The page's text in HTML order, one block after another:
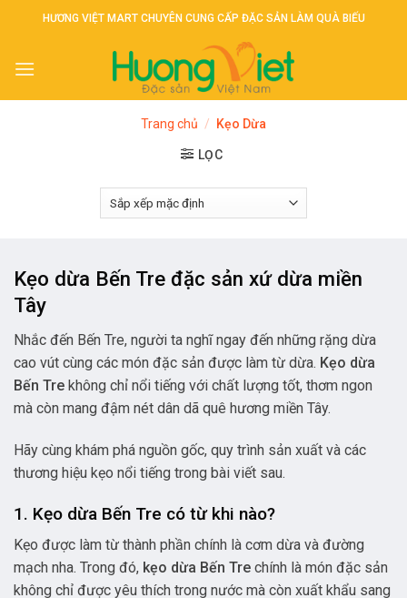
HƯƠNG VIỆT MART CHUYÊN CUNG CẤP ĐẶC SẢN LÀM QUÀ BIẾU
Trang chủ / Kẹo Dừa
LỌC
Kẹo dừa Bến Tre đặc sản xứ dừa miền
Tây
Nhắc đến Bến Tre, người ta nghĩ ngay đến những rặng dừa
cao vút cùng các món đặc sản được làm từ dừa. Kẹo dừa
Bến Tre không chỉ nổi tiếng với chất lượng tốt, thơm ngon
mà còn mang đậm nét dân dã quê hương miền Tây.
Hãy cùng khám phá nguồn gốc, quy trình sản xuất và các
thương hiệu kẹo nổi tiếng trong bài viết sau.
1. Kẹo dừa Bến Tre có từ khi nào?
Kẹo được làm từ thành phần chính là cơm dừa và đường
mạch nha. Trong đó, kẹo dừa Bến Tre chính là món đặc sản
không chỉ được yêu thích trong nước mà còn xuất khẩu sang